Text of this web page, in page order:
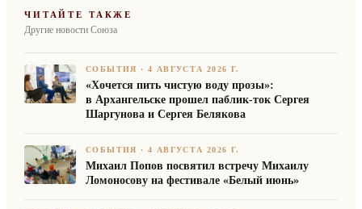
ЧИТАЙТЕ ТАКЖЕ
Другие новости Союза
СОБЫТИЯ ·4 АВГУСТА 2026 Г.
«Хочется пить чистую воду прозы»:
в Архангельске прошел паблик-ток Сергея
Шаргунова и Сергея Белякова
СОБЫТИЯ ·4 АВГУСТА 2026 Г.
Михаил Попов посвятил встречу Михаилу
Ломоносову на фестивале «Белый июнь»